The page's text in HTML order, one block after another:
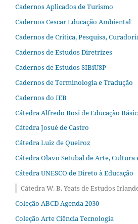
Cadernos Aplicados de Turismo
Cadernos Cescar Educação Ambiental
Cadernos de Crítica, Pesquisa,
Cadernos de Estudos Diretrizes
Cadernos de Estudos SIBiUSP
Cadernos de Terminologia e Tradução
Cadernos do IEB
Cátedra Alfredo Bosi de Educação
Cátedra Josué de Castro
Cátedra Luiz de Queiroz
Cátedra Olavo Setubal de Arte, Cultura
Cátedra UNESCO de Direto à Educação
Cátedra W. B. Yeats de Estudos
Coleção ABCD Agenda 2030
Coleção Arte Ciência Tecnologia